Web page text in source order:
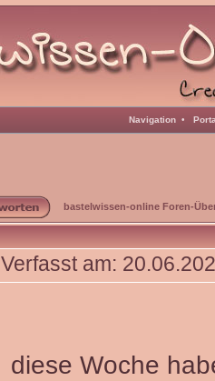
Navigation •
bastelwissen-online Foren-
Verfasst am:
diese Woche